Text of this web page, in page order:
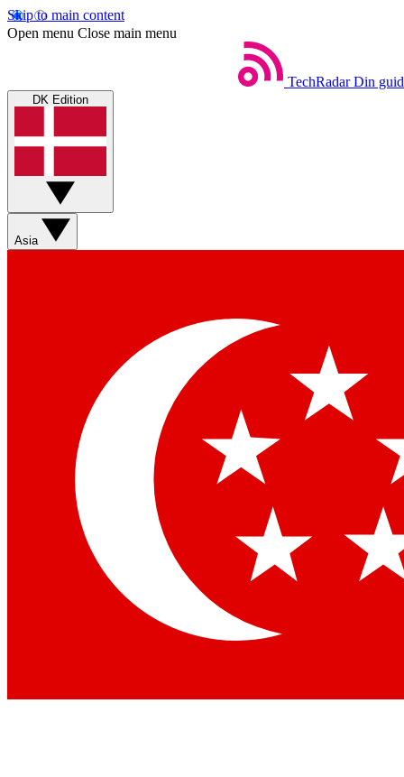
Skip to main content
Open menu Close main menu
TechRadar Din
DK Edition
Asia